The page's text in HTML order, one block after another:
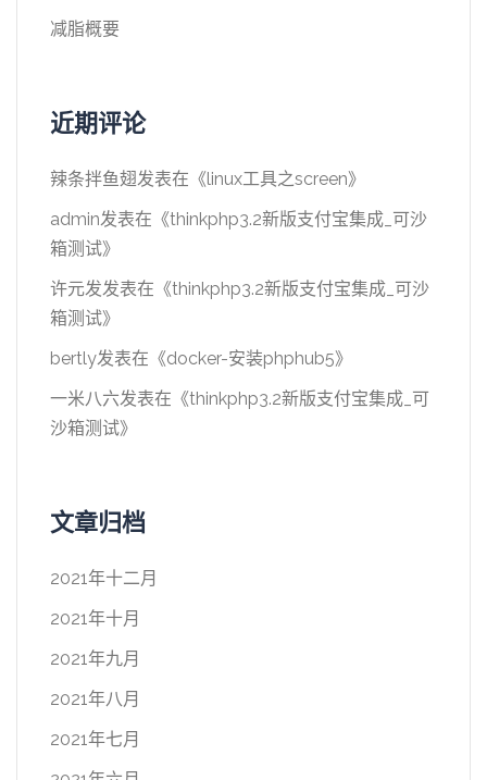
减脂概要
近期评论
辣条拌鱼翅发表在《linux工具之screen》
admin发表在《thinkphp3.2新版支付宝集成_可沙
箱测试》
许元发发表在《thinkphp3.2新版支付宝集成_可沙
箱测试》
bertly发表在《docker-安装phphub5》
一米八六发表在《thinkphp3.2新版支付宝集成_可
沙箱测试》
文章归档
2021年十二月
2021年十月
2021年九月
2021年八月
2021年七月